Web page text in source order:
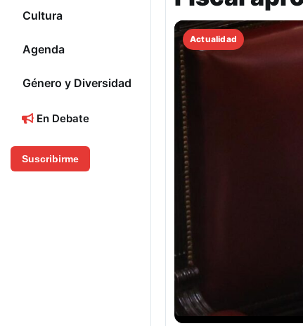
Cultura
Agenda
Género y Diversidad
En Debate
Suscribirme
Actualidad